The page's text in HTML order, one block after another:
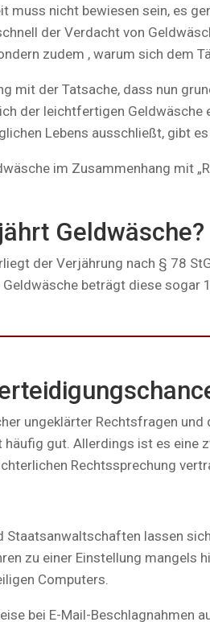
muss nicht bewiesen sein, es
der Verdacht von
zudem , warum sich dem
mit der Tatsache, dass nun
der leichtfertigen
Lebens ausschließt, gibt
im Zusammenhang mit
Geldwäsche?
der Verjährung nach § 78
beträgt diese sogar
ungeklärter Rechtsfragen
gut. Allerdings ist es eine
Rechtssprechung
Staatsanwaltschaften lassen
zu einer Einstellung mangels
Computers.
bei E-Mail-